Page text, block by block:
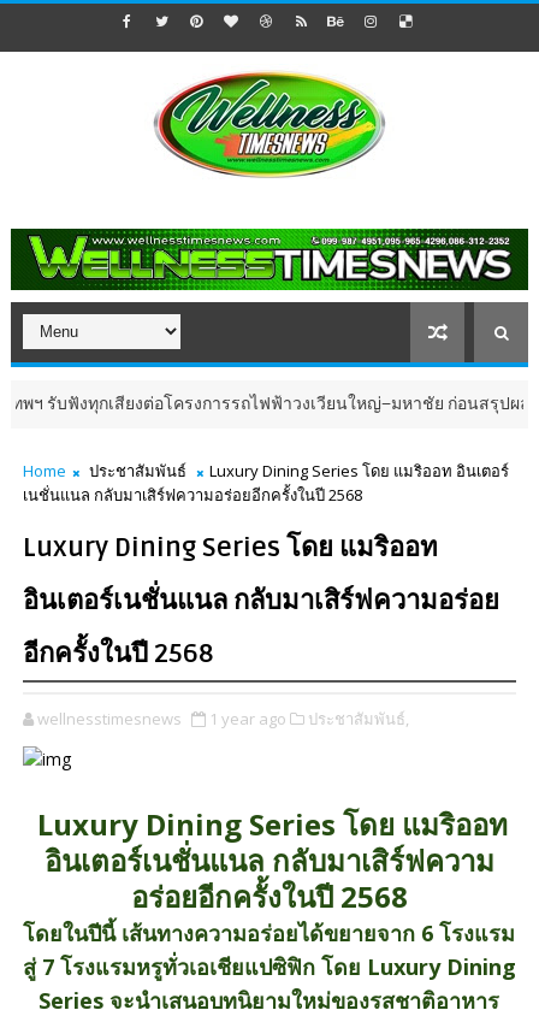
ทุกเสียงต่อโครงการรถไฟฟ้าวงเวียนใหญ่–มหาชัย ก่อนสรุปผลการศึกษา
Home ประชาสัมพันธ์
Luxury Dining Series โดย แมริออท อินเตอร์
เนชั่นแนล กลับมาเสิร์ฟความอร่อยอีกครั้งในปี 2568
Luxury Dining Series โดย แมริออท
อินเตอร์เนชั่นแนล กลับมาเสิร์ฟความอร่อย
อีกครั้งในปี 2568
wellnesstimesnews 1 year ago ประชาสัมพันธ์,
Luxury Dining Series โดย แมริออท
อินเตอร์เนชั่นแนล กลับมาเสิร์ฟความ
อร่อยอีกครั้งในปี 2568
โดยในปีนี้ เส้นทางความอร่อยได้ขยายจาก 6 โรงแรม
สู่ 7 โรงแรมหรูทั่วเอเชียแปซิฟิก โดย Luxury Dining
Series จะนำเสนอบทนิยามใหม่ของรสชาติอาหาร